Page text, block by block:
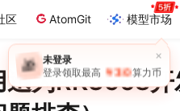
区 AtomGit 模型市场
×
🎁 未登录
登录领取最高 ￥30 算力币
迅为RK3568